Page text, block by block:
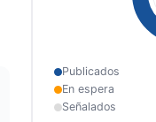
Publicados
En espera
Señalados